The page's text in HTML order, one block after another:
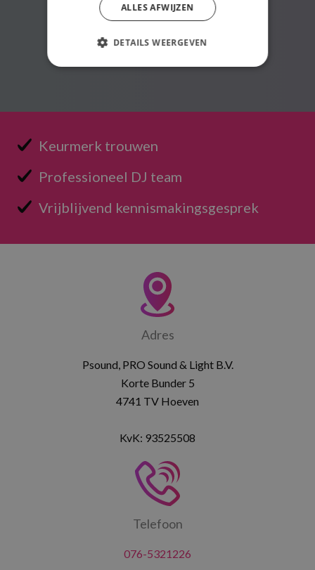
Keurmerk trouwen
Professioneel DJ team
Vrijblijvend kennismakingsgesprek
Adres
Psound, PRO Sound & Light B.V.
Korte Bunder 5
4741 TV Hoeven
KvK: 93525508
Telefoon
076-5321226
ALLES AFWIJZEN
DETAILS WEERGEVEN